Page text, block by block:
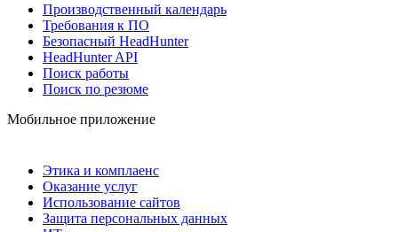
Производственный календарь
Требования к ПО
Безопасный HeadHunter
HeadHunter API
Поиск работы
Поиск по резюме
Мобильное приложение
Этика и комплаенс
Оказание услуг
Использование сайтов
Защита персональных данных